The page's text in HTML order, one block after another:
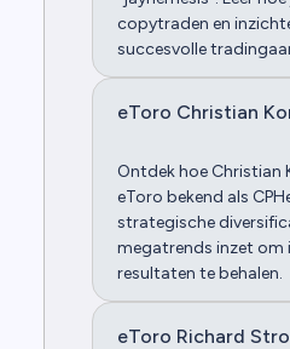
copytraden en
succesvolle
eToro Christian
Ontdek hoe Christian
eToro bekend als
strategische
megatrends inzet om
resultaten te behalen.
eToro Richard